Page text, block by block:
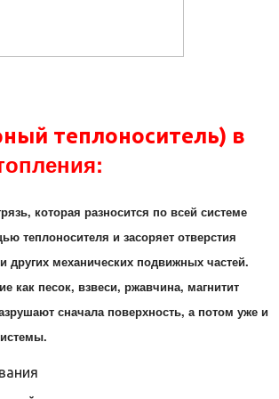
теплоноситель) в
которая разносится по всей системе
теплоносителя и засоряет отверстия
других механических подвижных частей.
как песок, взвеси, ржавчина, магнитит
сначала поверхность, а потом уже и